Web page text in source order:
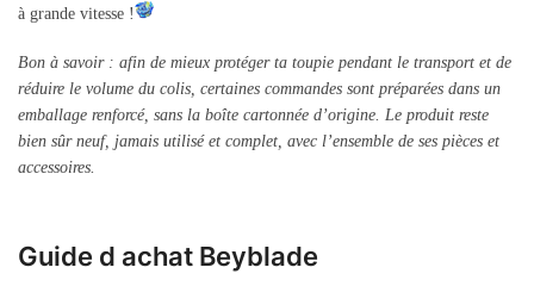
à grande vitesse !
Bon à savoir : afin de mieux protéger ta toupie pendant le transport et de
réduire le volume du colis, certaines commandes sont préparées dans un
emballage renforcé, sans la boîte cartonnée d’origine. Le produit reste
bien sûr neuf, jamais utilisé et complet, avec l’ensemble de ses pièces et
accessoires.
Guide d achat Beyblade